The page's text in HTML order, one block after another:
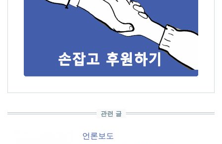
관련 글
언론보도